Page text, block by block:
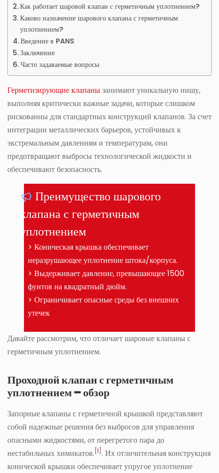
Как работает шаровой клапан с герметичным уплотнением?
Каково назначение шарового клапана с герметичным
уплотнением?
Введение в PANS
Заключение
Часто задаваемые вопросы
Герметизирующие клапанызанимают уникальную нишу,
выполняя критически важные задачи, которые слишком
рискованны для стандартных конструкций клапанов. За счет
интеграции металлических барьеров, устойчивых к
экстремальным давлениям и температурам, они
предотвращают выбросы технологической жидкости и
обеспечивают безопасность.
Преимущество шарового
клапана с герметичным
уплотнением
> Коническая крышка обеспечивает
неразрушающее уплотнение штока/корпуса.
> Выдерживает давление, превышающее 1500
фунтов на квадратный дюйм.
> Ограничивает опасные среды без внешних
утечек
Давайте рассмотрим, что отличает шаровые клапаны с
герметичным уплотнением.
Проходной клапан с герметичным
уплотнением – обзор
Запорные клапаны с герметичной крышкой представляют
собой надежные решения без выбросов для управления
опасными жидкостями, от перегретого пара до
нестабильных химикатов. 1 . Их отличительная конструкция
конической крышки обеспечивает упругое уплотнение